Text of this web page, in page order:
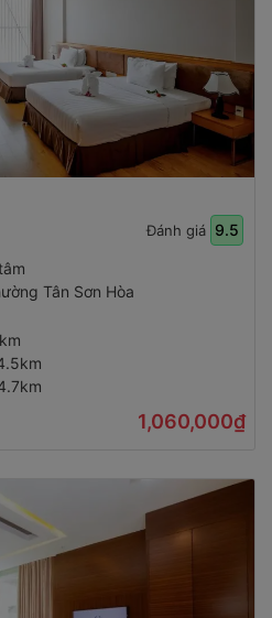
Đánh giá 9.5
Tân Sơn Hòa
1,060,000₫